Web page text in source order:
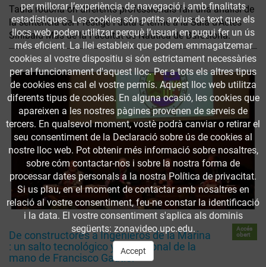
Taula rodona on diferents professionals fan una anàlisi de
la sentència del Prestige i duta a terme a la Sala d'Actes
Sinibald Mas de la Facultat de Nàutica de Barcelona.
De constructores a Ingenieros de la Marina
: un salto tecnológico y profesional de la
mano de Francisco Gautier
Accés
obert
per millorar l’experiència de navegació i amb finalitats
estadístiques. Les cookies són petits arxius de text que els
llocs web poden utilitzar perquè l’usuari en pugui fer un ús
més eficient. La llei estableix que podem emmagatzemar
cookies al vostre dispositiu si són estrictament necessàries
per al funcionament d'aquest lloc. Per a tots els altres tipus
de cookies ens cal el vostre permís. Aquest lloc web utilitza
diferents tipus de cookies. En alguna ocasió, les cookies que
apareixen a les nostres pàgines provenen de serveis de
tercers. En qualsevol moment, vostè podrà canviar o retirar el
seu consentiment de la Declaració sobre ús de cookies al
nostre lloc web. Pot obtenir més informació sobre nosaltres,
sobre cóm contactar-nos i sobre la nostra forma de
processar dates personals a la nostra Política de privacitat.
Si us plau, en el moment de contactar amb nosaltres en
relació al vostre consentiment, feu-ne constar la identificació
i la data. El vostre consentiment s'aplica als dominis
següents: zonavideo.upc.edu.
Accept